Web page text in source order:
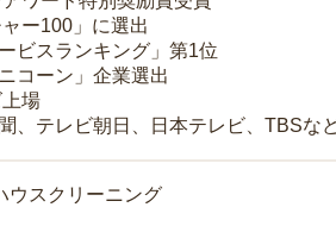
ー100」に選出
ビスランキング」第1位
コーン」企業選出
場
、テレビ朝日、日本テレビ、TBSな
ウスクリーニング